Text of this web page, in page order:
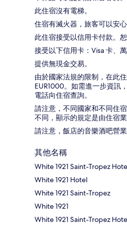
此住宿沒有電梯。
住宿有滅火器，旅客可以安心
此住宿接受以信用卡付款。恕
接受以下信用卡：Visa 卡、
提供無現金交易。
由於國家法規的限制，在此
EUR1000。如需進一步資訊
電話向住宿查詢。
請注意，不同國家和不同住
不同，顯示的規定是由住宿業
請注意，飯店的音樂酒吧營業
其他名稱
White 1921 Saint-Tropez
White 1921 Hotel
White 1921 Saint-Tropez
White 1921
White 1921 Saint-Tropez